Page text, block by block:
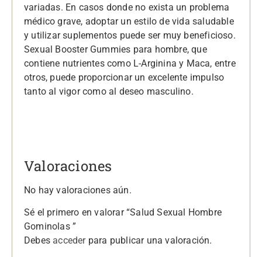
variadas. En casos donde no exista un problema
médico grave, adoptar un estilo de vida saludable
y utilizar suplementos puede ser muy beneficioso.
Sexual Booster Gummies para hombre, que
contiene nutrientes como L-Arginina y Maca, entre
otros, puede proporcionar un excelente impulso
tanto al vigor como al deseo masculino.
Valoraciones
No hay valoraciones aún.
Sé el primero en valorar “Salud Sexual Hombre
Gominolas ”
Debes accederpara publicar una valoración.